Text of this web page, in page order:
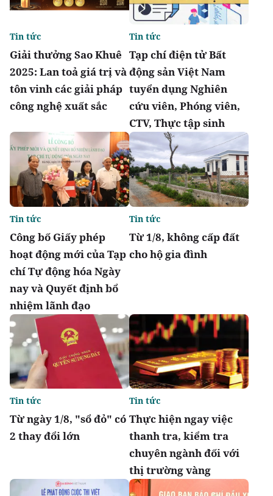
Giải thưởng Sao Khuê
2025: Lan toả giá trị và
tôn vinh các giải pháp
công nghệ xuất sắc
Tin tức
Tạp chí điện tử Bất
động sản Việt Nam
tuyển dụng Nghiên
cứu viên, Phóng viên,
CTV, Thực tập sinh
Tin tức
Công bố Giấy phép
hoạt động mới của Tạp
chí Tự động hóa Ngày
nay và Quyết định bổ
nhiệm lãnh đạo
Tin tức
Từ 1/8, không cấp đất
cho hộ gia đình
Tin tức
Từ ngày 1/8, "sổ đỏ" có
2 thay đổi lớn
Tin tức
Thực hiện ngay việc
thanh tra, kiểm tra
chuyên ngành đối với
thị trường vàng
Tin tức